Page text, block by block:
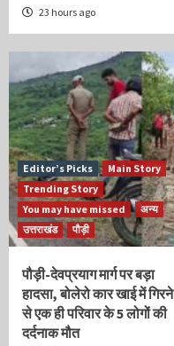
23 hours ago
Editor’s Picks
Main Story
Trending Story
You may have missed
अन्य
उत्तराखंड
पौड़ी
पौड़ी-देवप्रयाग मार्ग पर बड़ा
हादसा, बोलेरो कार खाई में गिरने
से एक ही परिवार के 5 लोगों की
दर्दनाक मौत